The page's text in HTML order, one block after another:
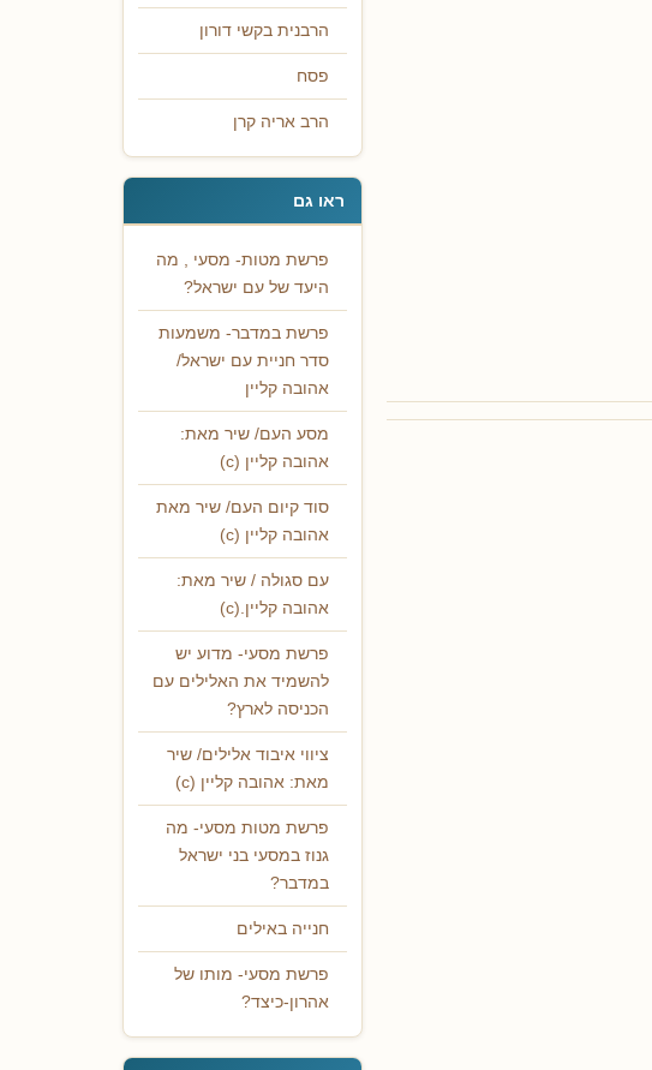
הרבנית בקשי דורון
פסח
הרב אריה קרן
ראו גם
פרשת מטות- מסעי , מה
היעד של עם ישראל?
פרשת במדבר- משמעות
סדר חניית עם ישראל/
אהובה קליין
מסע העם/ שיר מאת:
אהובה קליין (c)
סוד קיום העם/ שיר מאת
אהובה קליין (c)
עם סגולה / שיר מאת:
אהובה קליין.(c)
פרשת מסעי- מדוע יש
להשמיד את האלילים עם
הכניסה לארץ?
ציווי איבוד אלילים/ שיר
מאת: אהובה קליין (c)
פרשת מטות מסעי- מה
גנוז במסעי בני ישראל
במדבר?
חנייה באילים
פרשת מסעי- מותו של
אהרון-כיצד?